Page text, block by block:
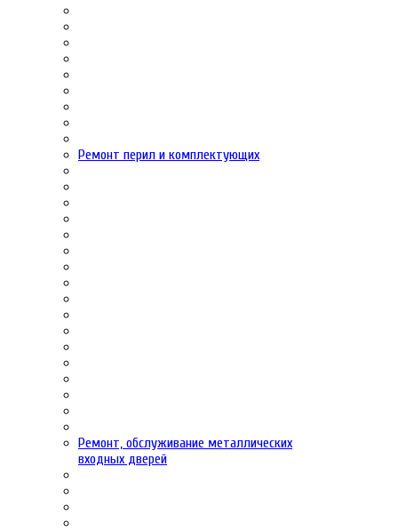
Ремонт перил и комплектующих
Ремонт, обслуживание металлических
входных дверей